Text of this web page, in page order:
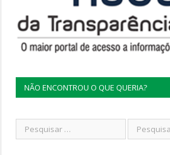
NÃO ENCONTROU O QUE QUERIA?